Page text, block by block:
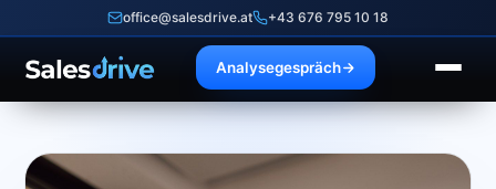
office@salesdrive.at +43 676 795 10 18
Analysegespräch